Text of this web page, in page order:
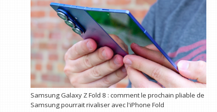
Samsung Galaxy Z Fold 8 : comment le prochain pliable de
Samsung pourrait rivaliser avec l'iPhone Fold